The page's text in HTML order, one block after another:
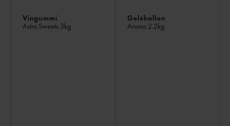
Vingummi
Astra Sweets 3kg
Geléhallon
Aroma 2.2kg